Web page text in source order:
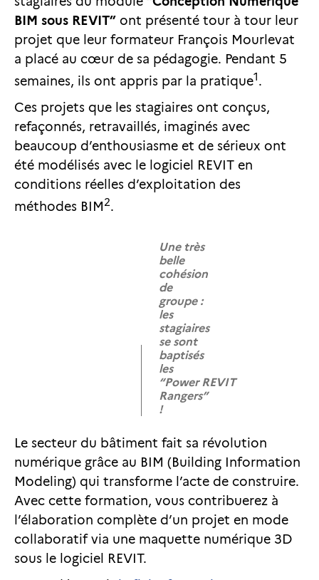
BIM sous REVIT” ont présenté tour à tour leur
projet que leur formateur François Mourlevat
a placé au cœur de sa pédagogie. Pendant 5
semaines, ils ont appris par la pratique1.
Ces projets que les stagiaires ont conçus,
refaçonnés, retravaillés, imaginés avec
beaucoup d’enthousiasme et de sérieux ont
été modélisés avec le logiciel REVIT en
conditions réelles d’exploitation des
méthodes BIM2.
Une très
belle
cohésion
de
groupe :
les
stagiaires
se sont
baptisés
les
“Power REVIT
Rangers”
!
Le secteur du bâtiment fait sa révolution
numérique grâce au BIM (Building Information
Modeling) qui transforme l’acte de construire.
Avec cette formation, vous contribuerez à
l’élaboration complète d’un projet en mode
collaboratif via une maquette numérique 3D
sous le logiciel REVIT.